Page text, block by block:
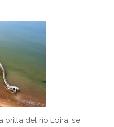
orilla del río Loira, se